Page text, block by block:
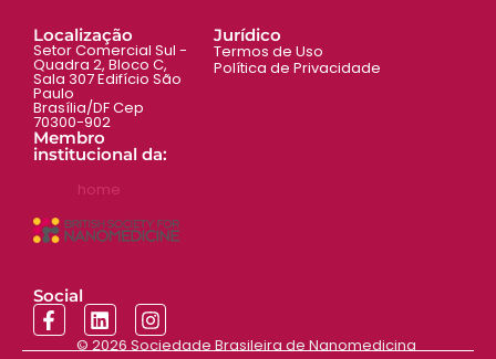
Localização
Setor Comercial Sul -
Quadra 2, Bloco C,
Sala 307 Edifício São
Paulo
Brasília/DF Cep
70300-902
Membro
institucional da:
home
Jurídico
Termos de Uso
Política de Privacidade
Social
© 2026 Sociedade Brasileira de Nanomedicina